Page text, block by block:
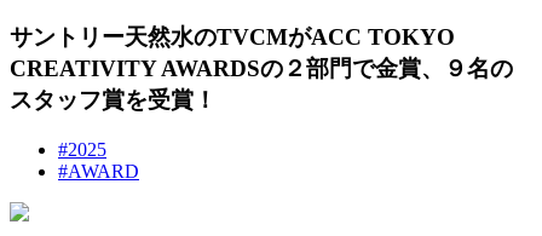
サントリー天然水のTVCMがACC TOKYO
CREATIVITY AWARDSの２部門で金賞、９名の
スタッフ賞を受賞！
#2025
#AWARD